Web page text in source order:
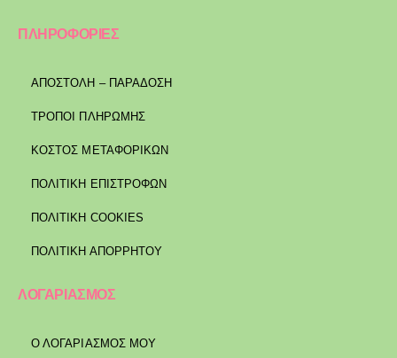
ΠΛΗΡΟΦΟΡΙΕΣ
ΑΠΟΣΤΟΛΉ – ΠΑΡΆΔΟΣΗ
ΤΡΌΠΟΙ ΠΛΗΡΩΜΉΣ
ΚΌΣΤΟΣ ΜΕΤΑΦΟΡΙΚΏΝ
ΠΟΛΙΤΙΚΉ ΕΠΙΣΤΡΟΦΏΝ
ΠΟΛΙΤΙΚΉ COOKIES
ΠΟΛΙΤΙΚΉ ΑΠΟΡΡΉΤΟΥ
ΛΟΓΑΡΙΑΣΜΟΣ
Ο ΛΟΓΑΡΙΑΣΜΟΣ ΜΟΥ